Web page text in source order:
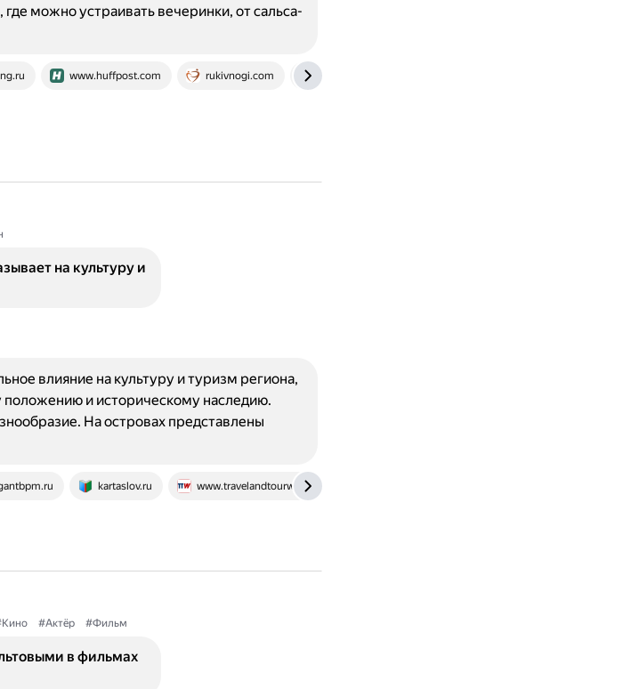
www.huffpost.com rukivnogi.com
можно устраивать вечеринки, от сальса-
на культуру и
kartaslov.ru www.travelandtourworld.ru
влияние на культуру и туризм региона,
и историческому наследию.
На островах представлены
#Актёр #Фильм
в фильмах